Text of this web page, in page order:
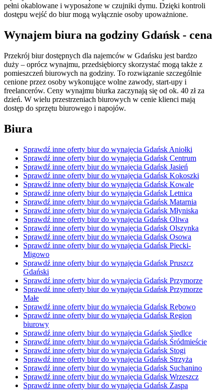
pełni okablowane i wyposażone w czujniki dymu. Dzięki kontroli
dostępu wejść do biur mogą wyłącznie osoby upoważnione.
Wynajem biura na godziny Gdańsk - cena
Przekrój biur dostępnych dla najemców w Gdańsku jest bardzo
duży – oprócz wynajmu, przedsiębiorcy skorzystać mogą także z
pomieszczeń biurowych na godziny. To rozwiązanie szczególnie
cenione przez osoby wykonujące wolne zawody, start-upy i
freelancerów. Ceny wynajmu biurka zaczynają się od ok. 40 zł za
dzień. W wielu przestrzeniach biurowych w cenie klienci mają
dostęp do sprzętu biurowego i napojów.
Biura
Sprawdź inne oferty biur do wynajęcia Gdańsk Aniołki
Sprawdź inne oferty biur do wynajęcia Gdańsk Centrum
Sprawdź inne oferty biur do wynajęcia Gdańsk Jasień
Sprawdź inne oferty biur do wynajęcia Gdańsk Kokoszki
Sprawdź inne oferty biur do wynajęcia Gdańsk Kowale
Sprawdź inne oferty biur do wynajęcia Gdańsk Letnica
Sprawdź inne oferty biur do wynajęcia Gdańsk Matarnia
Sprawdź inne oferty biur do wynajęcia Gdańsk Młyniska
Sprawdź inne oferty biur do wynajęcia Gdańsk Oliwa
Sprawdź inne oferty biur do wynajęcia Gdańsk Olszynka
Sprawdź inne oferty biur do wynajęcia Gdańsk Osowa
Sprawdź inne oferty biur do wynajęcia Gdańsk Piecki-
Migowo
Sprawdź inne oferty biur do wynajęcia Gdańsk Pruszcz
Gdański
Sprawdź inne oferty biur do wynajęcia Gdańsk Przymorze
Sprawdź inne oferty biur do wynajęcia Gdańsk Przymorze
Małe
Sprawdź inne oferty biur do wynajęcia Gdańsk Rębowo
Sprawdź inne oferty biur do wynajęcia Gdańsk Region
biurowy
Sprawdź inne oferty biur do wynajęcia Gdańsk Siedlce
Sprawdź inne oferty biur do wynajęcia Gdańsk Śródmieście
Sprawdź inne oferty biur do wynajęcia Gdańsk Stogi
Sprawdź inne oferty biur do wynajęcia Gdańsk Strzyża
Sprawdź inne oferty biur do wynajęcia Gdańsk Suchanino
Sprawdź inne oferty biur do wynajęcia Gdańsk Wrzeszcz
Sprawdź inne oferty biur do wynajęcia Gdańsk Zaspa